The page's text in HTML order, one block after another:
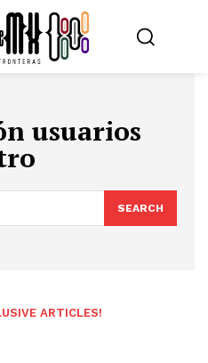
usuarios
SEARCH
ARTICLES!